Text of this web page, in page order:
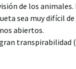
de los
sea muy difícil
abiertos.
transpirabilidad